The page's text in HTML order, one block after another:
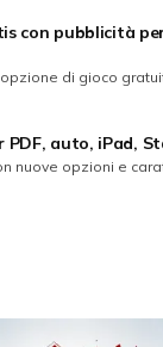
con pubblicità
di gioco
auto, iPad,
nuove opzioni e